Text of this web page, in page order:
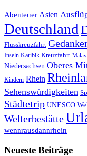
Abenteuer Asien
Deutschland
Flusskreuzfahrt
Inseln Karibik Kreuzfahrt
Niedersachsen Oberes
Kindern Rhein
Sehenswürdigkeiten
Städtetrip UNESCO
Welterbestätte
wennrausdannrhein
Neueste Beiträge